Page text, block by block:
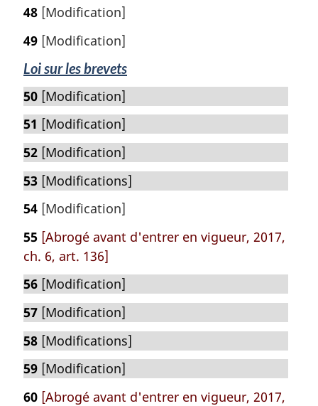
48 [Modification]
49 [Modification]
Loi sur les brevets
50 [Modification]
51 [Modification]
52 [Modification]
53 [Modifications]
54 [Modification]
55 [Abrogé avant d'entrer en vigueur, 2017,
ch. 6, art. 136]
56 [Modification]
57 [Modification]
58 [Modifications]
59 [Modification]
60 [Abrogé avant d'entrer en vigueur, 2017,